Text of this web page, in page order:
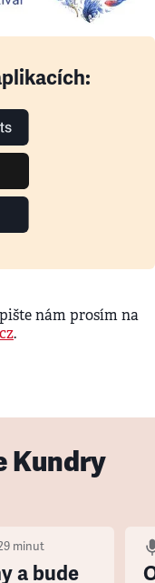
nám prosím na
.
Kundry
minut
a bude